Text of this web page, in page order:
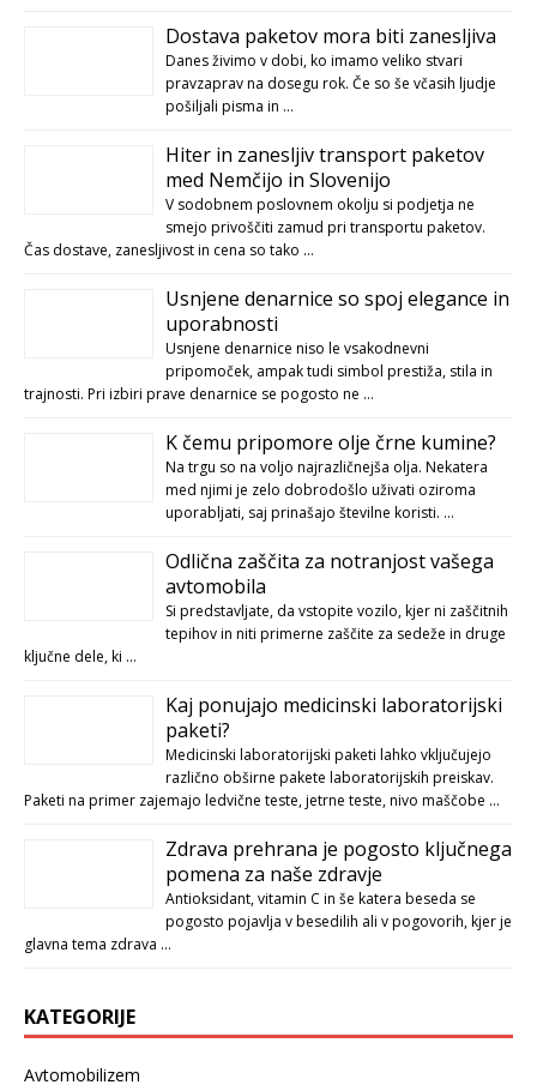
Dostava paketov mora biti zanesljiva
Danes živimo v dobi, ko imamo veliko stvari
pravzaprav na dosegu rok. Če so še včasih ljudje
pošiljali pisma in …
Hiter in zanesljiv transport paketov
med Nemčijo in Slovenijo
V sodobnem poslovnem okolju si podjetja ne
smejo privoščiti zamud pri transportu paketov.
Čas dostave, zanesljivost in cena so tako …
Usnjene denarnice so spoj elegance in
uporabnosti
Usnjene denarnice niso le vsakodnevni
pripomoček, ampak tudi simbol prestiža, stila in
trajnosti. Pri izbiri prave denarnice se pogosto ne …
K čemu pripomore olje črne kumine?
Na trgu so na voljo najrazličnejša olja. Nekatera
med njimi je zelo dobrodošlo uživati oziroma
uporabljati, saj prinašajo številne koristi. …
Odlična zaščita za notranjost vašega
avtomobila
Si predstavljate, da vstopite vozilo, kjer ni zaščitnih
tepihov in niti primerne zaščite za sedeže in druge
ključne dele, ki …
Kaj ponujajo medicinski laboratorijski
paketi?
Medicinski laboratorijski paketi lahko vključujejo
različno obširne pakete laboratorijskih preiskav.
Paketi na primer zajemajo ledvične teste, jetrne teste, nivo maščobe …
Zdrava prehrana je pogosto ključnega
pomena za naše zdravje
Antioksidant, vitamin C in še katera beseda se
pogosto pojavlja v besedilih ali v pogovorih, kjer je
glavna tema zdrava …
KATEGORIJE
Avtomobilizem